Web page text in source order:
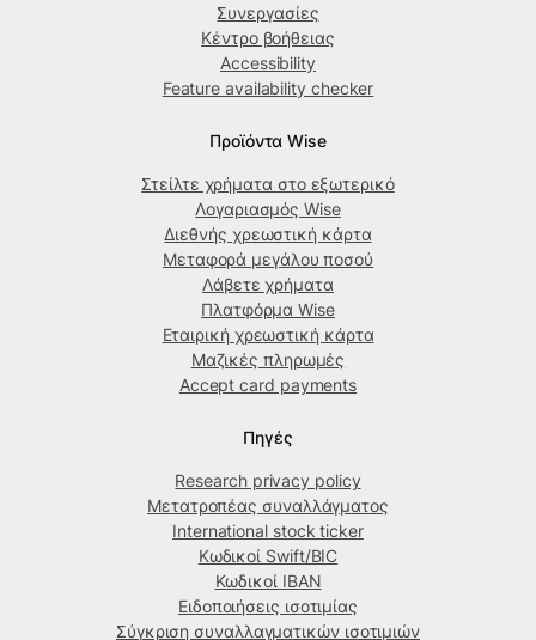
Συνεργασίες
Κέντρο βοήθειας
Accessibility
Feature availability checker
Προϊόντα Wise
Στείλτε χρήματα στο εξωτερικό
Λογαριασμός Wise
Διεθνής χρεωστική κάρτα
Μεταφορά μεγάλου ποσού
Λάβετε χρήματα
Πλατφόρμα Wise
Εταιρική χρεωστική κάρτα
Μαζικές πληρωμές
Accept card payments
Πηγές
Research privacy policy
Μετατροπέας συναλλάγματος
International stock ticker
Κωδικοί Swift/BIC
Κωδικοί IBAN
Ειδοποιήσεις ισοτιμίας
Σύγκριση συναλλαγματικών ισοτιμιών